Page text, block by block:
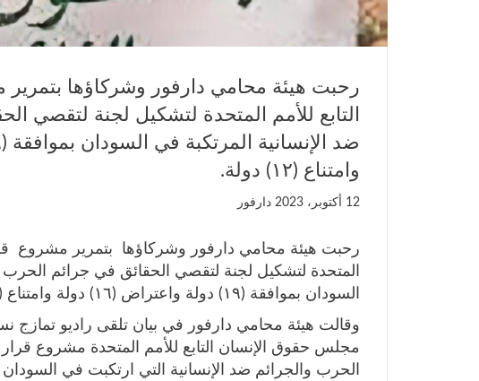
رحبت هيئة محامي دارفور وشركاؤها
التابع للأمم المتحدة لتشكيل لجنة لتقصي
وامتناع (١٢) دولة.
12 أكتوبر، 2023 دارفور
رحبت هيئة محامي دارفور وشركاؤها بتمرير مشروع
المتحدة لتشكيل لجنة لتقصي الحقائق في جرائم الحرب
السودان بموافقة (١٩) دولة واعتراض (١٦) دولة وامتناع (١٢) دولة.
وقالت هيئة محامي دارفور في بيان تلقى راديو تمازج
مجلس حقوق الإنسان التابع للأمم المتحدة مشروع
الحرب والجرائم ضد الإنسانية التي ارتكبت في